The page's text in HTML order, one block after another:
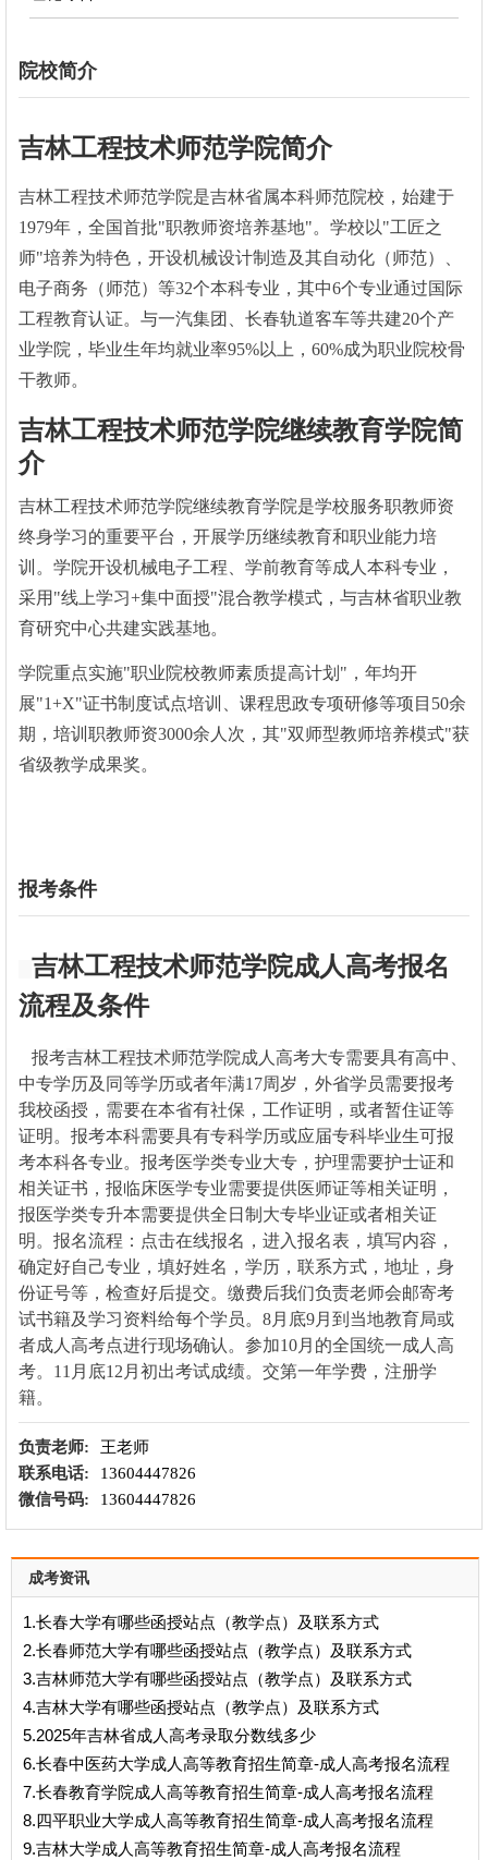
院校简介
吉林工程技术师范学院简介
吉林工程技术师范学院是吉林省属本科师范院校，始建于
1979年，全国首批"职教师资培养基地"。学校以"工匠之
师"培养为特色，开设机械设计制造及其自动化（师范）、
电子商务（师范）等32个本科专业，其中6个专业通过国际
工程教育认证。与一汽集团、长春轨道客车等共建20个产
业学院，毕业生年均就业率95%以上，60%成为职业院校骨
干教师。
吉林工程技术师范学院继续教育学院简
介
吉林工程技术师范学院继续教育学院是学校服务职教师资
终身学习的重要平台，开展学历继续教育和职业能力培
训。学院开设机械电子工程、学前教育等成人本科专业，
采用"线上学习+集中面授"混合教学模式，与吉林省职业教
育研究中心共建实践基地。
学院重点实施"职业院校教师素质提高计划"，年均开
展"1+X"证书制度试点培训、课程思政专项研修等项目50余
期，培训职教师资3000余人次，其"双师型教师培养模式"获
省级教学成果奖。
报考条件
吉林工程技术师范学院成人高考报名
流程及条件
报考吉林工程技术师范学院成人高考大专需要具有高中、
中专学历及同等学历或者年满17周岁，外省学员需要报考
我校函授，需要在本省有社保，工作证明，或者暂住证等
证明。报考本科需要具有专科学历或应届专科毕业生可报
考本科各专业。报考医学类专业大专，护理需要护士证和
相关证书，报临床医学专业需要提供医师证等相关证明，
报医学类专升本需要提供全日制大专毕业证或者相关证
明。报名流程：点击在线报名，进入报名表，填写内容，
确定好自己专业，填好姓名，学历，联系方式，地址，身
份证号等，检查好后提交。缴费后我们负责老师会邮寄考
试书籍及学习资料给每个学员。8月底9月到当地教育局或
者成人高考点进行现场确认。参加10月的全国统一成人高
考。11月底12月初出考试成绩。交第一年学费，注册学
籍。
负责老师:
王老师
联系电话:
13604447826
微信号码:
13604447826
成考资讯
1.长春大学有哪些函授站点（教学点）及联系方式
2.长春师范大学有哪些函授站点（教学点）及联系方式
3.吉林师范大学有哪些函授站点（教学点）及联系方式
4.吉林大学有哪些函授站点（教学点）及联系方式
5.2025年吉林省成人高考录取分数线多少
6.长春中医药大学成人高等教育招生简章-成人高考报名流程
7.长春教育学院成人高等教育招生简章-成人高考报名流程
8.四平职业大学成人高等教育招生简章-成人高考报名流程
9.吉林大学成人高等教育招生简章-成人高考报名流程